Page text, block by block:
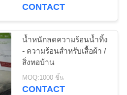
27
CONTACT
น้ำหนักลดความร้อนน้ำทิ้ง
- ความร้อนสำหรับเสื้อผ้า /
สิ่งทอบ้าน
MOQ:1000 ชิ้น
CONTACT